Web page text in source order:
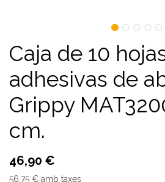
Caja de 10
adhesivas de
Grippy
cm.
46,90 €
56,75 € amb taxes